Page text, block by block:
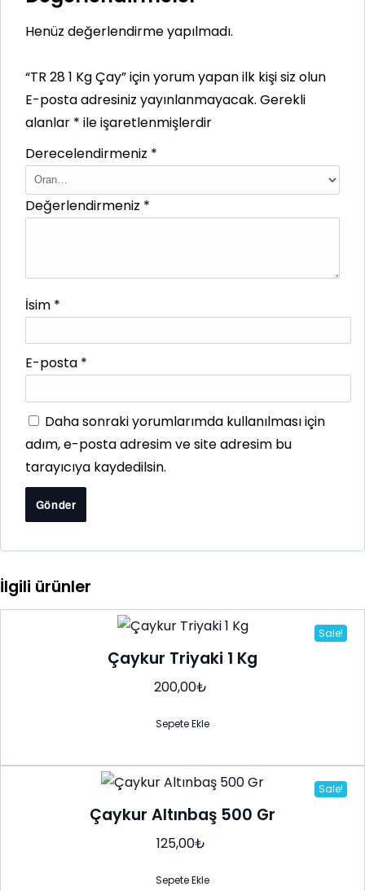
Henüz değerlendirme yapılmadı.
“TR 28 1 Kg Çay” için yorum yapan ilk kişi siz olun
E-posta adresiniz yayınlanmayacak. Gerekli
alanlar * ile işaretlenmişlerdir
Derecelendirmeniz *
Değerlendirmeniz *
İsim *
E-posta *
Daha sonraki yorumlarımda kullanılması için
adım, e-posta adresim ve site adresim bu
tarayıcıya kaydedilsin.
İlgili ürünler
Sale!
Çaykur Triyaki 1 Kg
200,00₺
Sepete Ekle
Sale!
Çaykur Altınbaş 500 Gr
125,00₺
Sepete Ekle